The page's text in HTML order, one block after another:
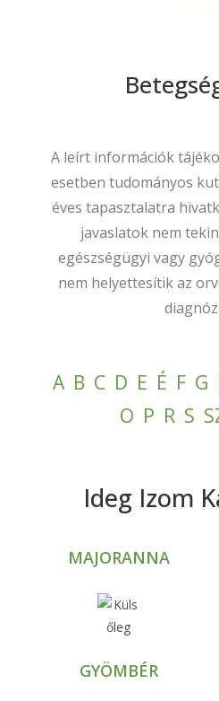
A leírt információk
esetben tudományos
éves tapasztalatra
javaslatok nem
egészségügyi vagy
nem helyettesítik az
A B C D E É F G
O P R S
Ideg Izom
MAJORANNA
GYÖMBÉR